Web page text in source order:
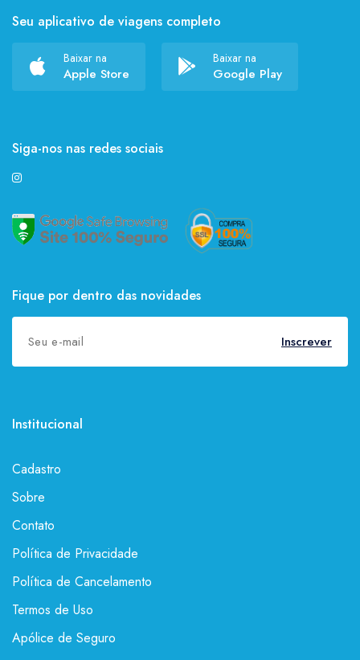
Seu aplicativo de viagens completo
Baixar na
Apple Store
Baixar na
Google Play
Siga-nos nas redes sociais
Fique por dentro das novidades
Inscrever
Institucional
Cadastro
Sobre
Contato
Política de Privacidade
Política de Cancelamento
Termos de Uso
Apólice de Seguro